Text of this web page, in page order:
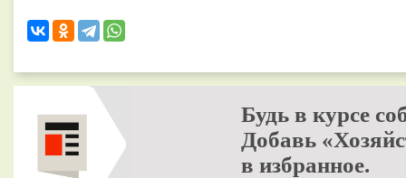
Будь в курсе
Добавь
в избранное.